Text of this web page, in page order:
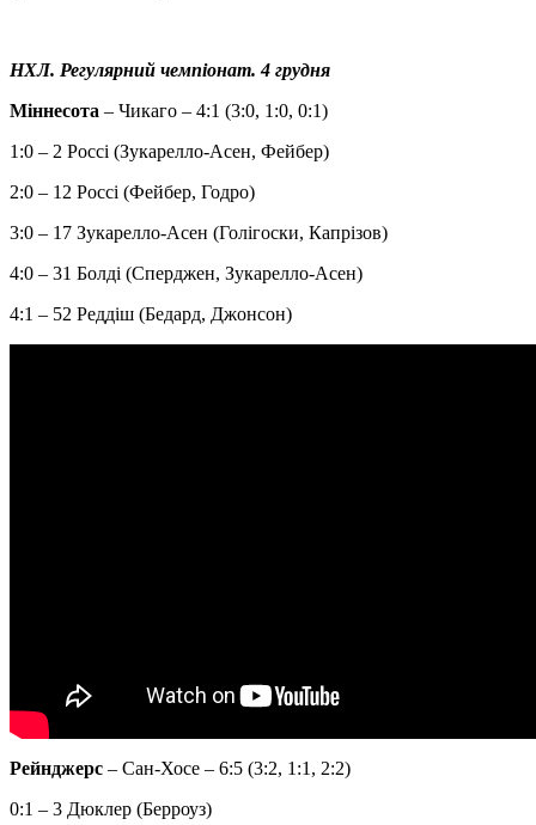
НХЛ. Регулярний чемпіонат. 4 грудня
Міннесота – Чикаго – 4:1 (3:0, 1:0, 0:1)
1:0 – 2 Россі (Зукарелло-Асен, Фейбер)
2:0 – 12 Россі (Фейбер, Годро)
3:0 – 17 Зукарелло-Асен (Голігоски, Капрізов)
4:0 – 31 Болді (Сперджен, Зукарелло-Асен)
4:1 – 52 Реддіш (Бедард, Джонсон)
Рейнджерс – Сан-Хосе – 6:5 (3:2, 1:1, 2:2)
0:1 – 3 Дюклер (Берроуз)